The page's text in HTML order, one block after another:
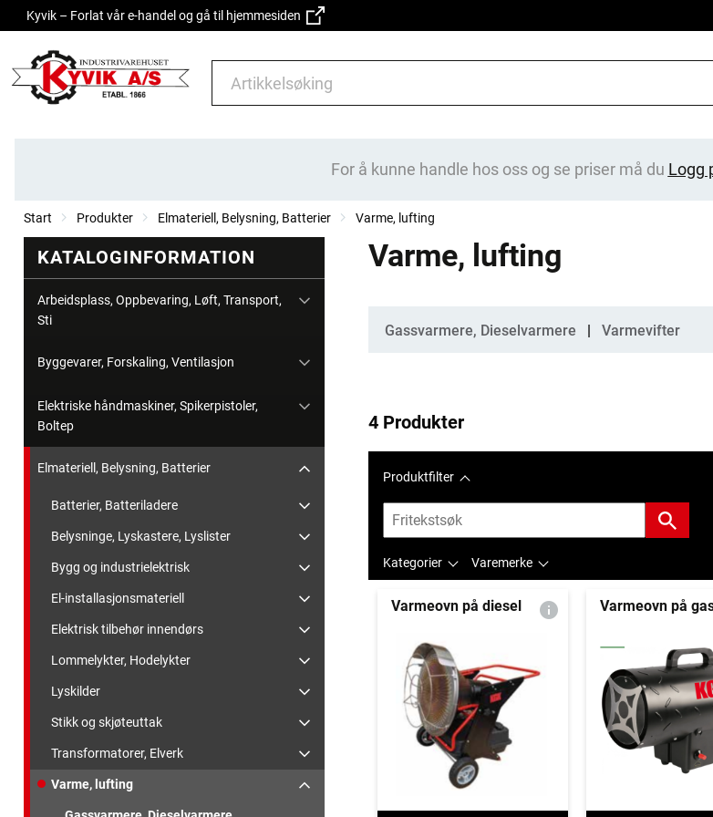
Kyvik – Forlat vår e-handel og gå til hjemmesiden
For å kunne handle hos oss og se priser må du Logg
Start Produkter Elmateriell, Belysning, Batterier Varme, lufting
KATALOGINFORMATION
Arbeidsplass, Oppbevaring, Løft, Transport,
Sti
Byggevarer, Forskaling, Ventilasjon
Elektriske håndmaskiner, Spikerpistoler,
Boltep
Elmateriell, Belysning, Batterier
Batterier, Batteriladere
Belysninge, Lyskastere, Lyslister
Bygg og industrielektrisk
El-installasjonsmateriell
Elektrisk tilbehør innendørs
Lommelykter, Hodelykter
Lyskilder
Stikk og skjøteuttak
Transformatorer, Elverk
Varme, lufting
Varme, lufting
Kategorier
Gassvarmere, Dieselvarmere Varmevifter
4 Produkter
Produktfilter
Kategorier Varemerke
Varmeovn på diesel Varmeovn på